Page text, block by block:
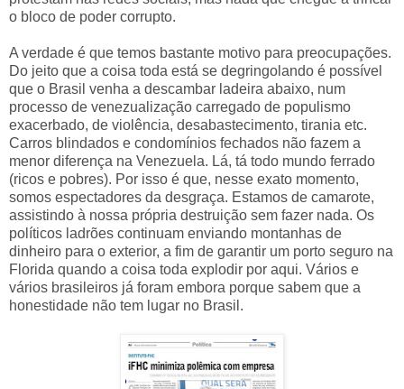
o bloco de poder corrupto.
A verdade é que temos bastante motivo para preocupações.
Do jeito que a coisa toda está se degringolando é possível
que o Brasil venha a descambar ladeira abaixo, num
processo de venezualização carregado de populismo
exacerbado, de violência, desabastecimento, tirania etc.
Carros blindados e condomínios fechados não fazem a
menor diferença na Venezuela. Lá, tá todo mundo ferrado
(ricos e pobres). Por isso é que, nesse exato momento,
somos espectadores da desgraça. Estamos de camarote,
assistindo à nossa própria destruição sem fazer nada. Os
políticos ladrões continuam enviando montanhas de
dinheiro para o exterior, a fim de garantir um porto seguro na
Florida quando a coisa toda explodir por aqui. Vários e
vários brasileiros já foram embora porque sabem que a
honestidade não tem lugar no Brasil.